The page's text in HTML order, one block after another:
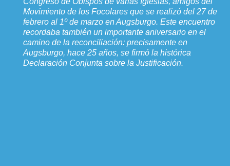
Movimiento de los Focolares que se realizó del 27 de
febrero al 1º de marzo en Augsburgo. Este encuentro
recordaba también un importante aniversario en el
camino de la reconciliación: precisamente en
Augsburgo, hace 25 años, se firmó la histórica
Declaración Conjunta sobre la Justificación.